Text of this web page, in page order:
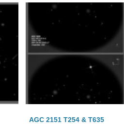
AGC 2151 T254 & T635